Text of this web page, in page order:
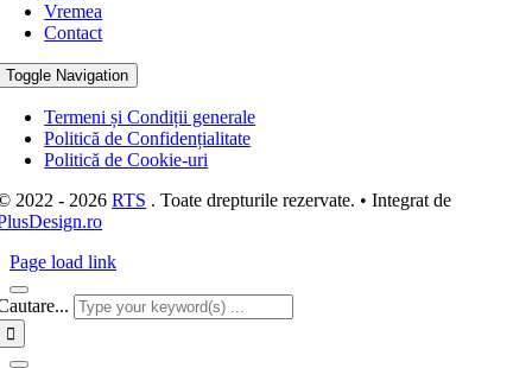
Vremea
Contact
Toggle Navigation
Termeni și Condiții generale
Politică de Confidențialitate
Politică de Cookie-uri
2022 - 2026RTS . Toate drepturile rezervate. • Integrat de
Page load link